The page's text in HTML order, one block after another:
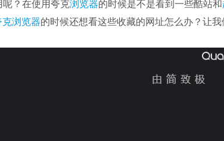
呢？在使用夸克浏览器的时候是不是看到一些酷站和
克浏览器的时候还想看这些收藏的网址怎么办？让我